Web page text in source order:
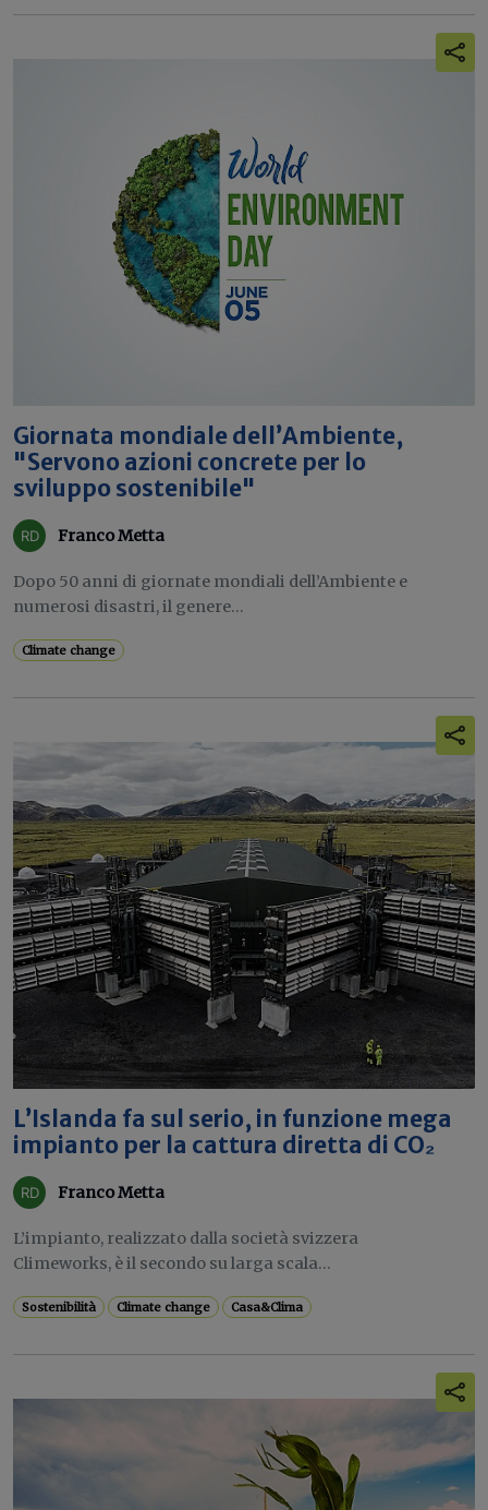
Giornata mondiale dell’Ambiente,
"Servono azioni concrete per lo
sviluppo sostenibile"
Franco Metta
Dopo 50 anni di giornate mondiali dell’Ambiente e
numerosi disastri, il genere...
Climate change
L’Islanda fa sul serio, in funzione mega
impianto per la cattura diretta di CO₂
Franco Metta
L’impianto, realizzato dalla società svizzera
Climeworks, è il secondo su larga scala...
Sostenibilità Climate change Casa&Clima